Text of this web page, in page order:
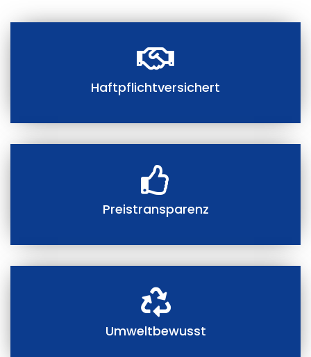
Haftpflichtversichert
Preistransparenz
Umweltbewusst